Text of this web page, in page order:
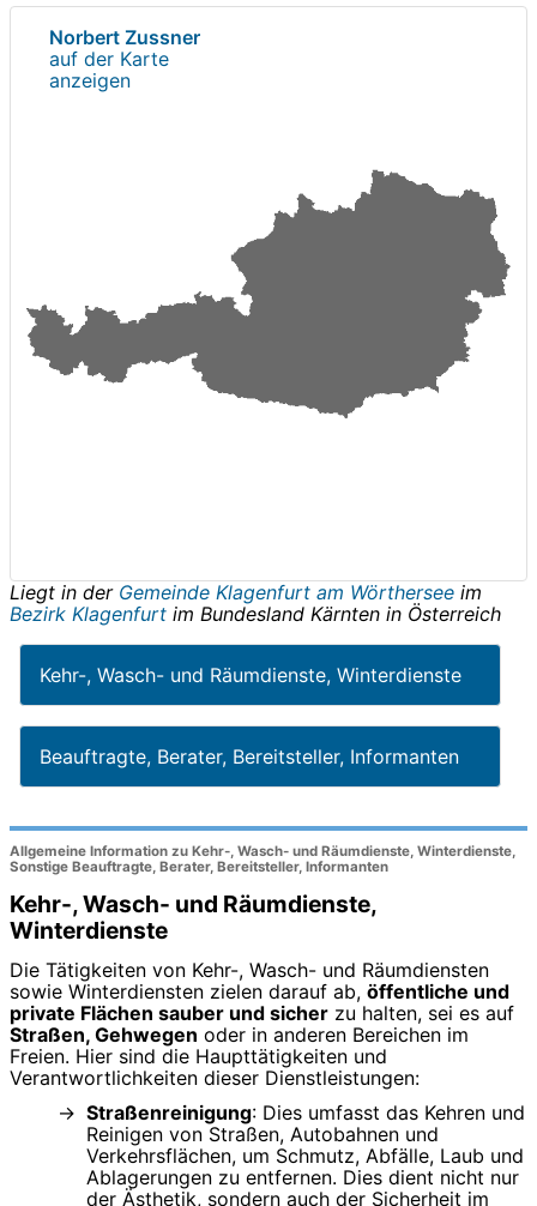
Norbert Zussner
auf der Karte
anzeigen
Liegt in der Gemeinde Klagenfurt am Wörthersee im
Bezirk Klagenfurt im Bundesland Kärnten in Österreich
Kehr-, Wasch- und Räumdienste, Winterdienste
Beauftragte, Berater, Bereitsteller, Informanten
Allgemeine Information zu Kehr-, Wasch- und Räumdienste, Winterdienste,
Sonstige Beauftragte, Berater, Bereitsteller, Informanten
Kehr-, Wasch- und Räumdienste,
Winterdienste
Die Tätigkeiten von Kehr-, Wasch- und Räumdiensten
sowie Winterdiensten zielen darauf ab, öffentliche und
private Flächen sauber und sicher zu halten, sei es auf
Straßen, Gehwegen oder in anderen Bereichen im
Freien. Hier sind die Haupttätigkeiten und
Verantwortlichkeiten dieser Dienstleistungen:
Straßenreinigung: Dies umfasst das Kehren und
Reinigen von Straßen, Autobahnen und
Verkehrsflächen, um Schmutz, Abfälle, Laub und
Ablagerungen zu entfernen. Dies dient nicht nur
der Ästhetik, sondern auch der Sicherheit im